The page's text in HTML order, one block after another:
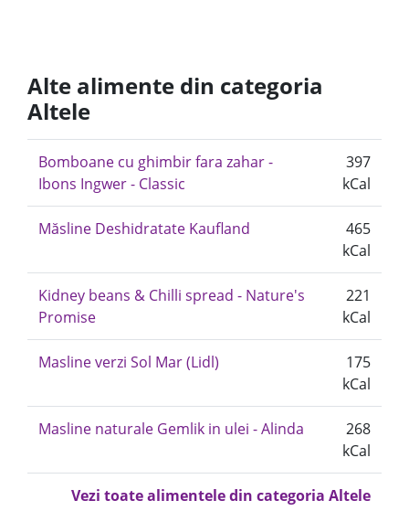
Alte alimente din categoria
Altele
Bomboane cu ghimbir fara zahar -
Ibons Ingwer - Classic
397
kCal
Măsline Deshidratate Kaufland
465
kCal
Kidney beans & Chilli spread - Nature's
Promise
221
kCal
Masline verzi Sol Mar (Lidl)
175
kCal
Masline naturale Gemlik in ulei - Alinda
268
kCal
Vezi toate alimentele din categoria Altele